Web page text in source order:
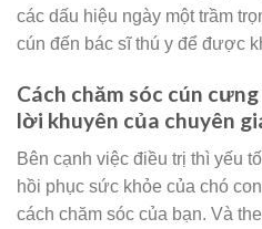
các dấu hiệu ngày một trầm
cún đến bác sĩ thú y để được
Cách chăm sóc cún
lời khuyên của chuyên
Bên cạnh việc điều trị thì yếu
hồi phục sức khỏe của chó
cách chăm sóc của bạn. Và